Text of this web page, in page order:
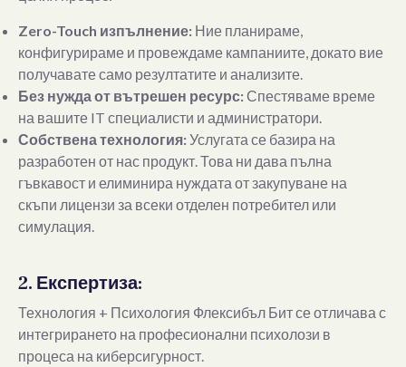
Zero-Touch изпълнение: Ние планираме,
конфигурираме и провеждаме кампаниите, докато вие
получавате само резултатите и анализите.
Без нужда от вътрешен ресурс: Спестяваме време
на вашите IT специалисти и администратори.
Собствена технология:Услугата се базира на
разработен от нас продукт. Това ни дава пълна
гъвкавост и елиминира нуждата от закупуване на
скъпи лицензи за всеки отделен потребител или
симулация.
2. Експертиза:
Технология + Психология Флексибъл Бит се отличава с
интегрирането на професионални психолози в
процеса на киберсигурност.